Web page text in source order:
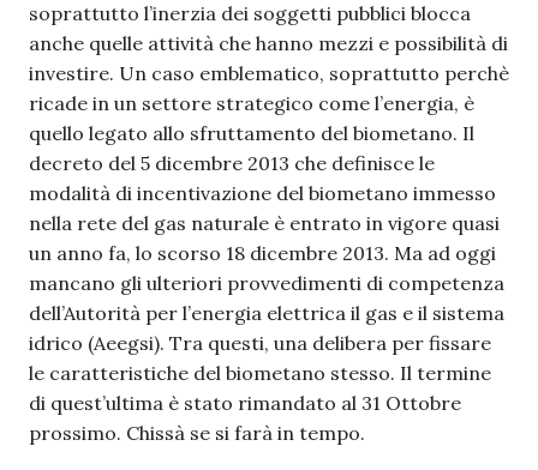
soprattutto l’inerzia dei soggetti pubblici blocca
anche quelle attività che hanno mezzi e possibilità di
investire. Un caso emblematico, soprattutto perchè
ricade in un settore strategico come l’energia, è
quello legato allo sfruttamento del biometano. Il
decreto del 5 dicembre 2013 che definisce le
modalità di incentivazione del biometano immesso
nella rete del gas naturale è entrato in vigore quasi
un anno fa, lo scorso 18 dicembre 2013. Ma ad oggi
mancano gli ulteriori provvedimenti di competenza
dell’Autorità per l’energia elettrica il gas e il sistema
idrico (Aeegsi). Tra questi, una delibera per fissare
le caratteristiche del biometano stesso. Il termine
di quest’ultima è stato rimandato al 31 Ottobre
prossimo. Chissà se si farà in tempo.